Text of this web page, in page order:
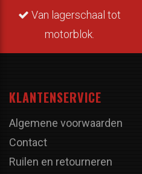
Van lagerschaal tot
motorblok.
KLANTENSERVICE
Algemene voorwaarden
Contact
Ruilen en retourneren